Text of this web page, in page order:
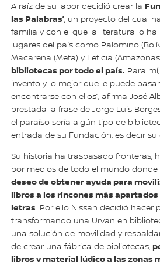
A raíz de su labor decidió crear la
las Palabras’, un proyecto del cual
familia y con el que la literatura lo ha
lugares del país como Palomino
Macarena (Meta) y Leticia
bibliotecas por todo el país. Para
invento y lo mejor que le puede
encontrarse con ellos”, afirma José
prestada la frase de Jorge Luis
el paraíso sería algún tipo de
entrada de su Fundación, es decir su
Su historia ha traspasado fronteras,
por medios de todo el mundo donde
deseo de obtener ayuda para
libros a los rincones más
letras. Por ello Nissan decidió hacer
transformando una Urvan en
una solución de movilidad y
de crear una fábrica de bibliotecas,
libros y material lúdico a las zonas